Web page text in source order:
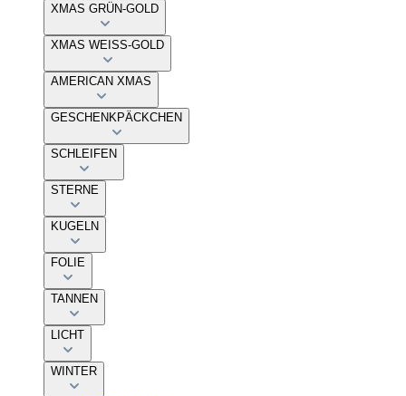
XMAS GRÜN-GOLD
XMAS WEISS-GOLD
AMERICAN XMAS
GESCHENKPÄCKCHEN
SCHLEIFEN
STERNE
KUGELN
FOLIE
TANNEN
LICHT
WINTER